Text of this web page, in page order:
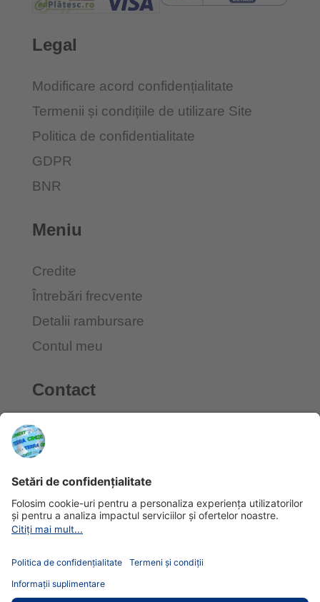
Legal
Modificare acord confidențialitate
Termenii și condițiile de utilizare Site
Politica de confidentialitate
GDPR
BNR
Meniu
Credite
Întrebări frecvente
Detalii rambursare
Contul meu
Contact
L-V:
Tel.:
juridic@terracredit.ro /
reclamatii@terracredit.ro
Adresă:
Magheru Nr. 44, Județ Sibiu